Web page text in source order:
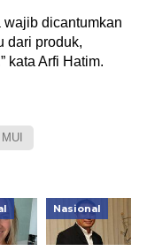
dicantumkan
dari produk,
kata Arfi Hatim.
MUI
Nasional